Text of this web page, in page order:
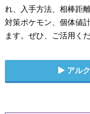
れ、入手方法、相棒距
対策ポケモン、個体値
ます。ぜひ、ご活用くだ
アル